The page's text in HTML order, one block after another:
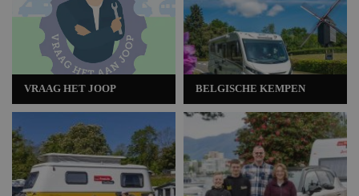
VRAAG HET JOOP BELGISCHE KEMPEN